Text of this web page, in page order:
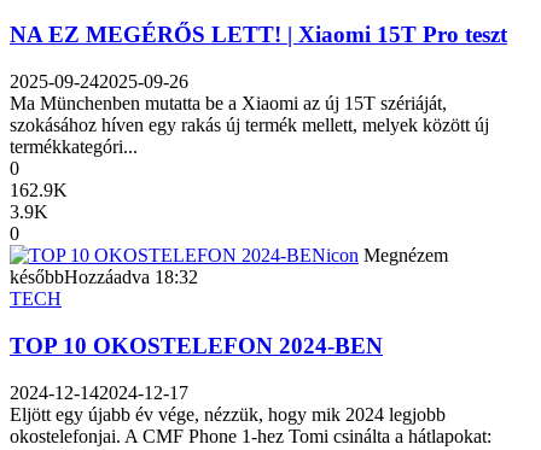
NA EZ MEGÉRŐS LETT! | Xiaomi 15T Pro teszt
2025-09-242025-09-26
Ma Münchenben mutatta be a Xiaomi az új 15T szériáját,
szokásához híven egy rakás új termék mellett, melyek között új
termékkategóri...
0
162.9K
3.9K
0
icon Megnézem
későbbHozzáadva 18:32
TECH
TOP 10 OKOSTELEFON 2024-BEN
2024-12-142024-12-17
Eljött egy újabb év vége, nézzük, hogy mik 2024 legjobb
okostelefonjai. A CMF Phone 1-hez Tomi csinálta a hátlapokat: